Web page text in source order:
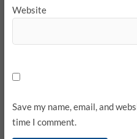
Website
Save my name, email, and
time I comment.